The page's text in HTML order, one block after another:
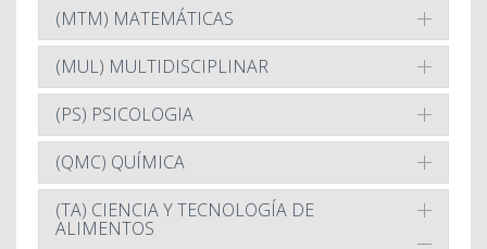
(MTM) MATEMÁTICAS
(MUL) MULTIDISCIPLINAR
(PS) PSICOLOGIA
(QMC) QUÍMICA
(TA) CIENCIA Y TECNOLOGÍA DE
ALIMENTOS